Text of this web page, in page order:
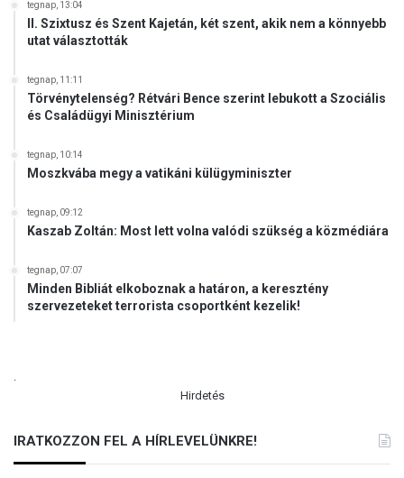
tegnap, 13:04
II. Szixtusz és Szent Kajetán, két szent, akik nem a könnyebb
utat választották
tegnap, 11:11
Törvénytelenség? Rétvári Bence szerint lebukott a Szociális
és Családügyi Minisztérium
tegnap, 10:14
Moszkvába megy a vatikáni külügyminiszter
tegnap, 09:12
Kaszab Zoltán: Most lett volna valódi szükség a közmédiára
tegnap, 07:07
Minden Bibliát elkoboznak a határon, a keresztény
szervezeteket terrorista csoportként kezelik!
.
Hirdetés
IRATKOZZON FEL A HÍRLEVELÜNKRE!